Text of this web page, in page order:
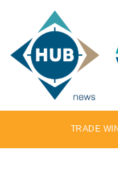
TRADE